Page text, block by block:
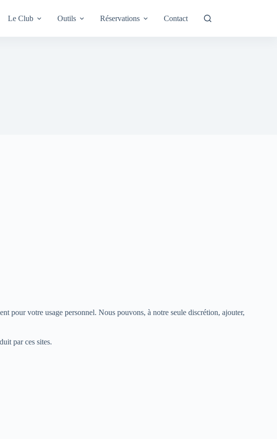
Le Club Outils Réservations Contact
pour votre usage personnel. Nous pouvons, à notre seule discrétion, ajouter,
par ces sites.